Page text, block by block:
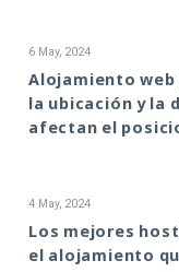
6 May, 2024
Alojamiento
la ubicación y la
afectan el
4 May, 2024
Los mejores
el alojamiento